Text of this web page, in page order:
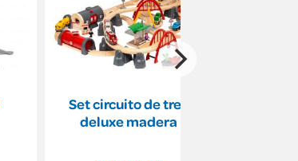
Set circuito de tren
deluxe madera